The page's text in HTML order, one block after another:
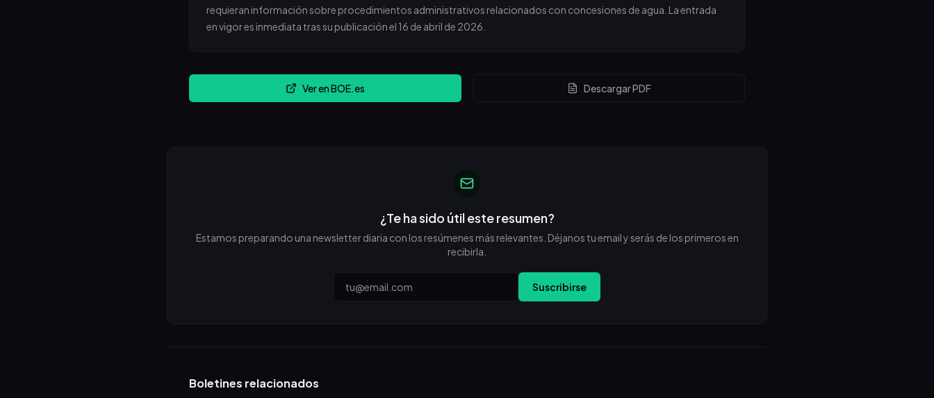
requieran información sobre procedimientos administrativos relacionados con concesiones de agua. La entrada
en vigor es inmediata tras su publicación el 16 de abril de 2026.
Ver en BOE.es Descargar PDF
¿Te ha sido útil este resumen?
Estamos preparando una newsletter diaria con los resúmenes más relevantes. Déjanos tu email y serás de los primeros en
recibirla.
Suscribirse
Boletines relacionados